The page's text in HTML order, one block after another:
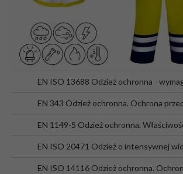
EN ISO 13688 Odzież ochronna -
EN 343 Odzież ochronna. Ochrona
EN 1149-5 Odzież ochronna.
EN ISO 20471 Odzież o intensywnej
EN ISO 14116 Odzież ochronna.